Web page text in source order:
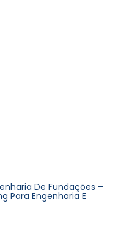
De Fundações –
Para Engenharia E